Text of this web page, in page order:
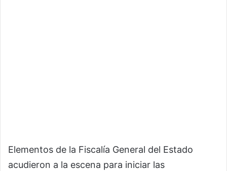
Elementos de la Fiscalía General del Estado
acudieron a la escena para iniciar las